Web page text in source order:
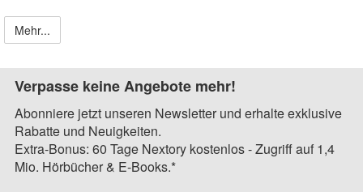
Mehr...
Verpasse keine Angebote mehr!
Abonniere jetzt unseren Newsletter und erhalte exklusive
Rabatte und Neuigkeiten.
Extra-Bonus: 60 Tage Nextory kostenlos - Zugriff auf 1,4
Mio. Hörbücher & E-Books.*